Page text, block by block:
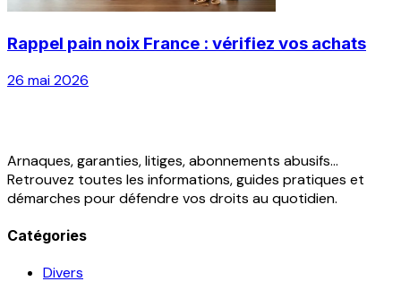
Rappel pain noix France : vérifiez vos achats
26 mai 2026
Arnaques, garanties, litiges, abonnements abusifs...
Retrouvez toutes les informations, guides pratiques et
démarches pour défendre vos droits au quotidien.
Catégories
Divers